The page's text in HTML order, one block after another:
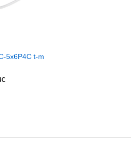
5x6P4C t-m